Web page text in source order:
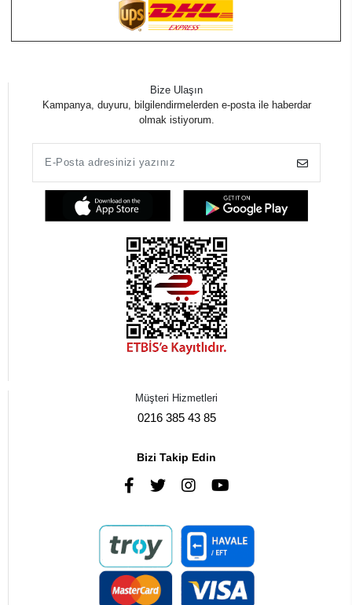
Bize Ulaşın
Kampanya, duyuru, bilgilendirmelerden e-posta ile haberdar
olmak istiyorum.
Müşteri Hizmetleri
0216 385 43 85
Bizi Takip Edin